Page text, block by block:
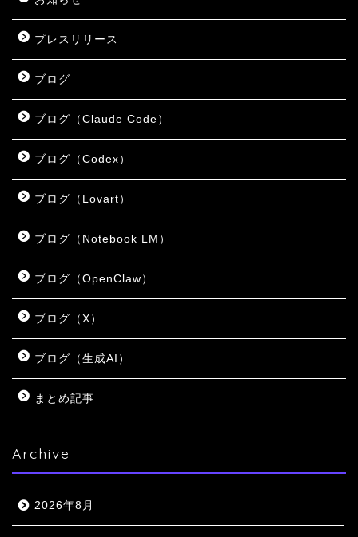
プレスリリース
ブログ
ブログ（Claude Code）
ブログ（Codex）
ブログ（Lovart）
ブログ（Notebook LM）
ブログ（OpenClaw）
ブログ（X）
ブログ（生成AI）
まとめ記事
Archive
2026年8月